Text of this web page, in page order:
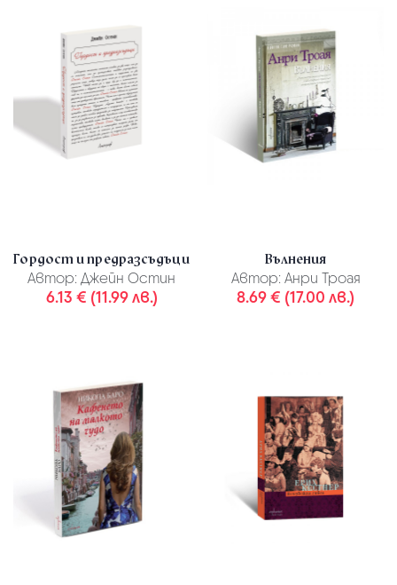
Гордост и предразсъдъци
Автор: Джейн Остин
6.13 € (11.99 лв.)
Вълнения
Автор: Анри Троая
8.69 € (17.00 лв.)